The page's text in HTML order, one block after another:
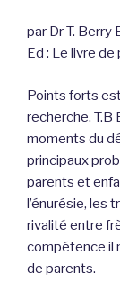
par Dr T. Berry
Ed : Le livre de
Points forts
recherche. T.B
moments du
principaux
parents et
l’énurésie, les
rivalité entre
compétence il
de parents.